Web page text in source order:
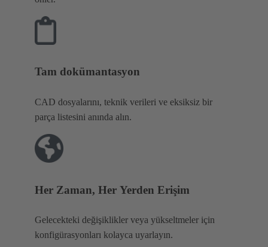
Tam dokümantasyon
CAD dosyalarını, teknik verileri ve eksiksiz bir
parça listesini anında alın.
Her Zaman, Her Yerden Erişim
Gelecekteki değişiklikler veya yükseltmeler için
konfigürasyonları kolayca uyarlayın.